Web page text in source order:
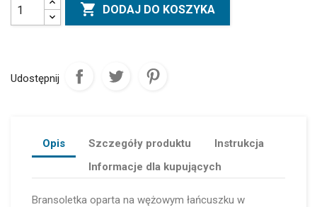
 DODAJ DO KOSZYKA
Udostępnij
Opis Szczegóły produktu
Instrukcja
Informacje dla kupujących
Bransoletka oparta na wężowym łańcuszku w